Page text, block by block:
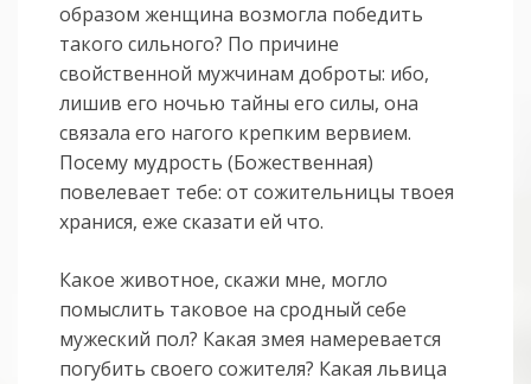
образом женщина возмогла победить
такого сильного? По причине
свойственной мужчинам доброты: ибо,
лишив его ночью тайны его силы, она
связала его нагого крепким вервием.
Посему мудрость (Божественная)
повелевает тебе: от сожительницы твоея
хранися, еже сказати ей что.
Какое животное, скажи мне, могло
помыслить таковое на сродный себе
мужеский пол? Какая змея намеревается
погубить своего сожителя? Какая львица